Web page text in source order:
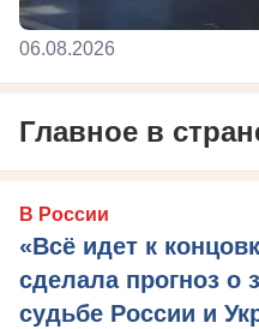
06.08.2026
Главное в
В России
«Всё идет к
сделала прогноз
судьбе России и